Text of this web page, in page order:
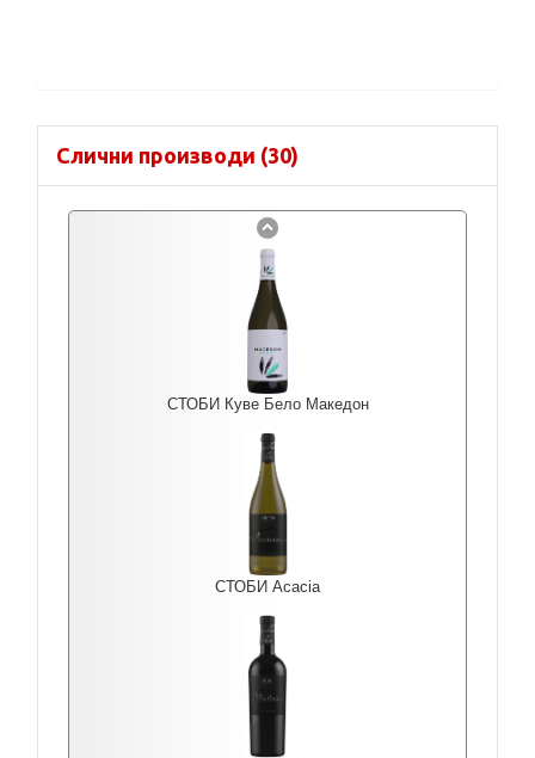
Слични производи (30)
СТОБИ Куве Бело Македон
СТОБИ Acacia